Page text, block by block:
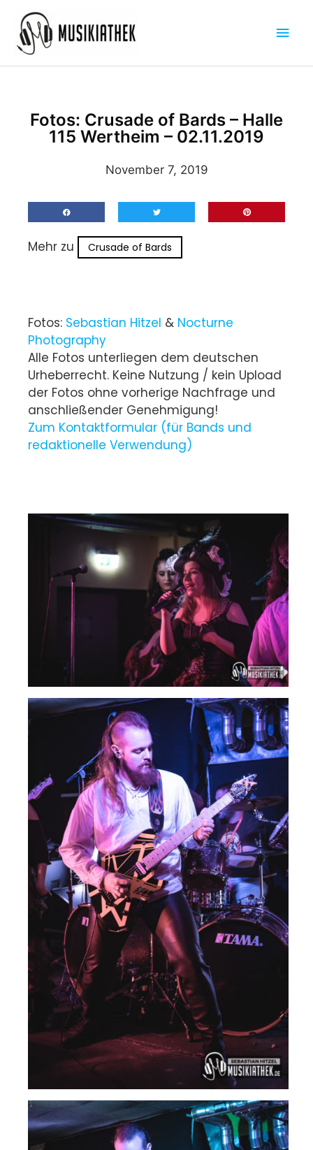
Inhalt
springen
Fotos: Crusade of Bards – Halle
115 Wertheim – 02.11.2019
November 7, 2019
Mehr zu Crusade of Bards
Fotos: Sebastian Hitzel & Nocturne
Photography
Alle Fotos unterliegen dem deutschen
Urheberrecht. Keine Nutzung / kein Upload
der Fotos ohne vorherige Nachfrage und
anschließender Genehmigung!
Zum Kontaktformular (für Bands und
redaktionelle Verwendung)